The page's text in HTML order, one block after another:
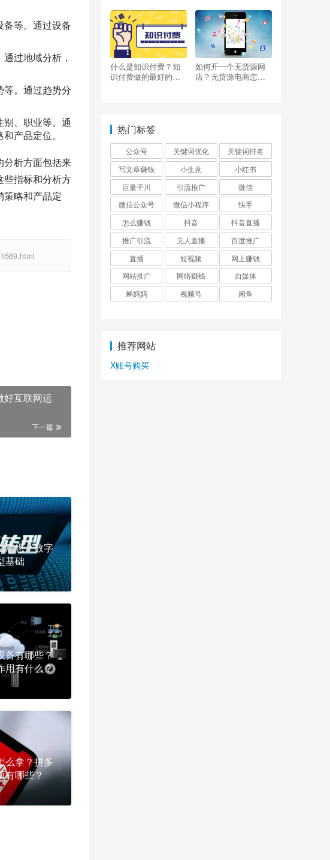
等。通过设备
过地域分析，
。通过趋势分
、职业等。通
产品定位。
分析方面包括来
些指标和分析方
策略和产品定
好互联网运
下一篇
意思？数字
基础
备有哪些？
用有什么？
么拿？拼多
有哪些？
什么是知识付费？知
识付费做的最好的平
如何开一个无货源网
店？无货源电商怎么
热门标签
公众号 关键词优化
关键词排名
写文章赚钱
小生意
小红书
巨量千川
引流推广
微信
微信公众号
微信小程序
快手
怎么赚钱
抖音
抖音直播
推广引流
无人直播
百度推广
直播
短视频
网上赚钱
网站推广
网络赚钱
自媒体
蝉妈妈
视频号 闲鱼
推荐网站
X账号购买